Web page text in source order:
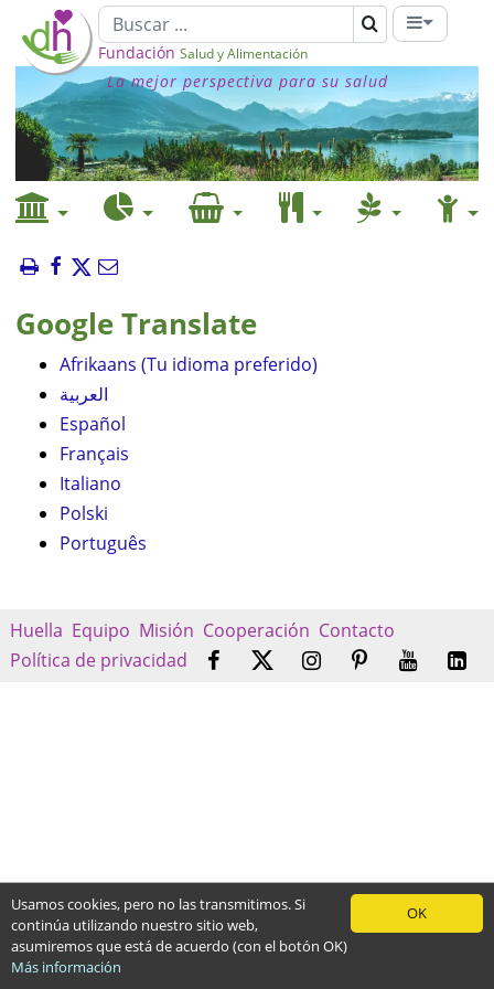
Fundación Salud y Alimentación
La mejor perspectiva para su salud
Google Translate
Afrikaans (Tu idioma preferido)
العربية
Español
Français
Italiano
Polski
Português
Huella Equipo Misión Cooperación Contacto
Política de privacidad
OK
Usamos cookies, pero no las transmitimos. Si
continúa utilizando nuestro sitio web,
asumiremos que está de acuerdo (con el botón OK)
Más información